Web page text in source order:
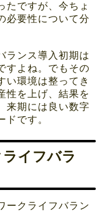
たですが、今ちょ
必要性について分
ランス導入初期は
すよね。でもその
い環境は整ってき
性を上げ、結果を
来期には良い数字
ドです。
イフバラ
ークライフバラン